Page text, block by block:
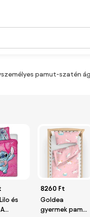
pamut-szatén
és
8260 Ft
Goldea
gyermek pamut